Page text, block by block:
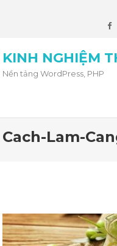
KINH NGHIỆM
Nền tảng WordPress, PHP
Cach-Lam-